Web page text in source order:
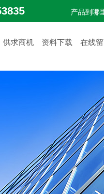
产品到哪
供求商机 资料下载 在线